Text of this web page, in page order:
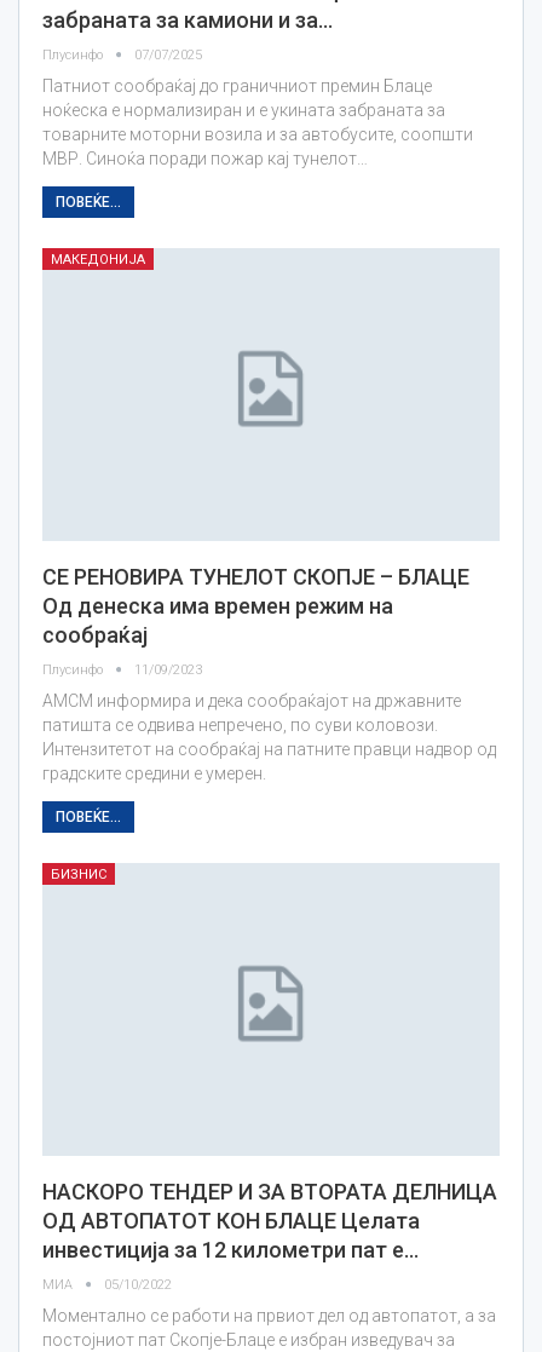
забраната за камиони и за…
Плусинфо 07/07/2025
Патниот сообраќај до граничниот премин Блаце
ноќеска е нормализиран и е укината забраната за
товарните моторни возила и за автобусите, соопшти
МВР. Синоќа поради пожар кај тунелот…
ПОВЕЌЕ...
МАКЕДОНИЈА
СЕ РЕНОВИРА ТУНЕЛОТ СКОПЈЕ – БЛАЦЕ
Од денеска има времен режим на
сообраќај
Плусинфо 11/09/2023
АМСМ информира и дека сообраќајот на државните
патишта се одвива непречено, по суви коловози.
Интензитетот на сообраќај на патните правци надвор од
градските средини е умерен.
ПОВЕЌЕ...
БИЗНИС
НАСКОРО ТЕНДЕР И ЗА ВТОРАТА ДЕЛНИЦА
ОД АВТОПАТОТ КОН БЛАЦЕ Целата
инвестиција за 12 километри пат е…
МИА 05/10/2022
Моментално се работи на првиот дел од автопатот, а за
постојниот пат Скопје-Блаце е избран изведувач за